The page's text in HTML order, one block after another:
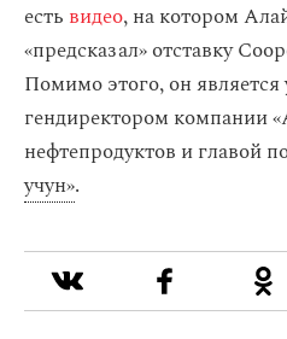
есть видео, на котором
«предсказал» отставку
Помимо этого, он является
гендиректором компании
нефтепродуктов и главой
учун».